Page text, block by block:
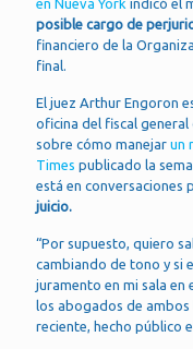
en Nueva York indicó el
posible cargo de
financiero de la
final.
El juez Arthur Engoron
oficina del fiscal
sobre cómo manejar un
Times publicado la
está en conversaciones
juicio.
“Por supuesto, quiero
cambiando de tono y si
juramento en mi sala en
los abogados de
reciente, hecho público